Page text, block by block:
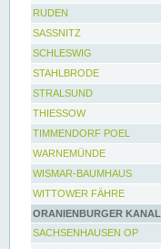
RUDEN
SASSNITZ
SCHLESWIG
STAHLBRODE
STRALSUND
THIESSOW
TIMMENDORF POEL
WARNEMÜNDE
WISMAR-BAUMHAUS
WITTOWER FÄHRE
ORANIENBURGER KANAL
SACHSENHAUSEN OP